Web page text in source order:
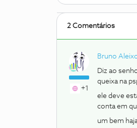
2 Comentários
+1
Bruno
Diz ao
queixa na
ele deve
conta em
um bem